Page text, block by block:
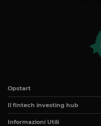
Opstart
Il fintech investing hub
Informazioni Utili